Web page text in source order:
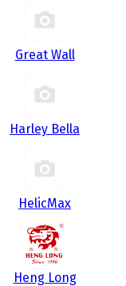
Great Wall
Harley Bella
HelicMax
Heng Long